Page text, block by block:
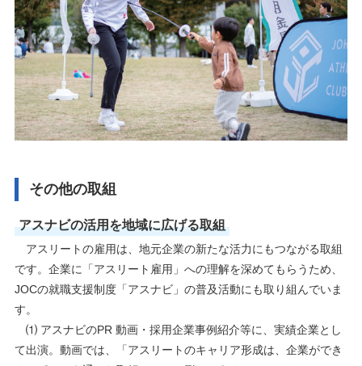
その他の取組
アスナビの活用を地域に広げる取組
アスリートの雇用は、地元企業の新たな活力にもつながる取組
です。企業に「アスリート雇用」への理解を深めてもらうため、
JOCの就職支援制度「アスナビ」の普及活動にも取り組んでいま
す。
⑴ アスナビのPR 動画・採用企業事例紹介等に、実績企業とし
て出演。動画では、「アスリートのキャリア形成は、企業ができ